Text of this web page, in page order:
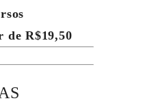
de R$19,50